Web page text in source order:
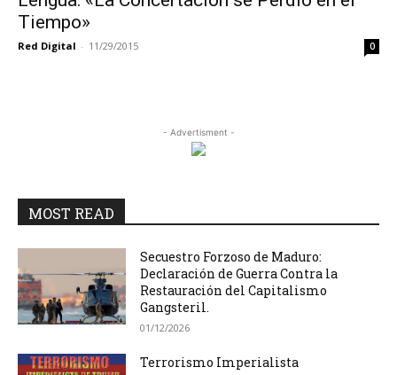
Tiempo»
Red Digital - 11/29/2015 0
- Advertisment -
MOST READ
Secuestro Forzoso de Maduro:
Declaración de Guerra Contra la
Restauración del Capitalismo
Gangsteril.
01/12/2026
Terrorismo Imperialista